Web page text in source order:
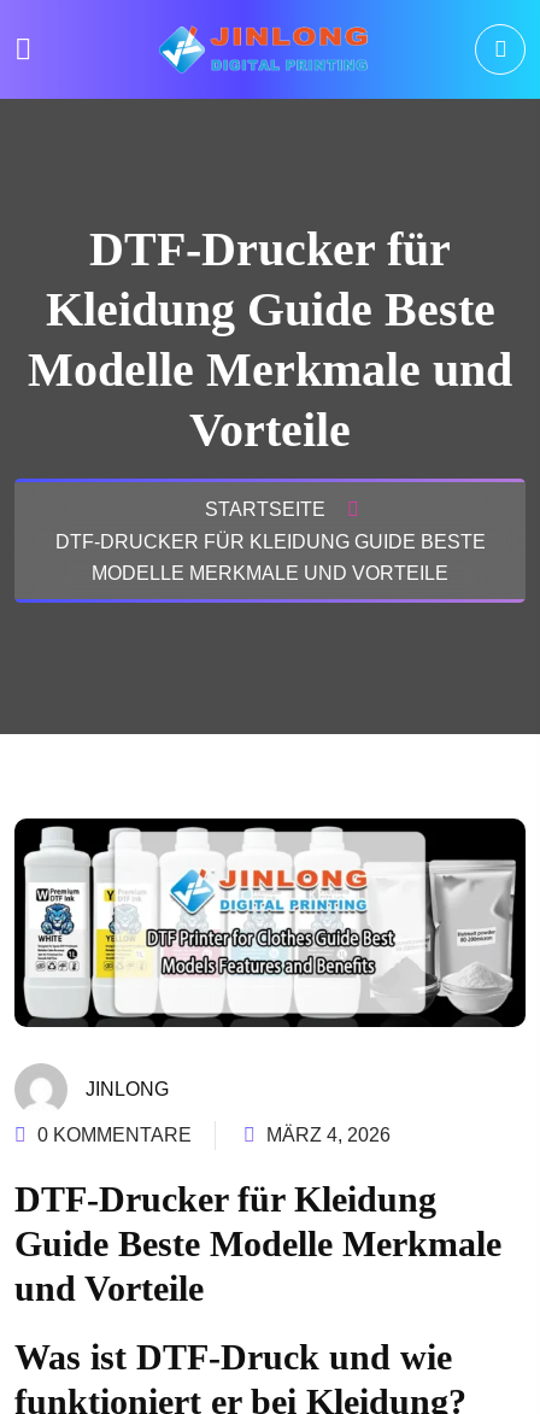
DTF-Drucker für
Kleidung Guide Beste
Modelle Merkmale und
Vorteile
STARTSEITE
DTF-DRUCKER FÜR KLEIDUNG GUIDE BESTE
MODELLE MERKMALE UND VORTEILE
JINLONG
0 KOMMENTARE MÄRZ 4, 2026
DTF-Drucker für Kleidung
Guide Beste Modelle Merkmale
und Vorteile
Was ist DTF-Druck und wie
funktioniert er bei Kleidung?